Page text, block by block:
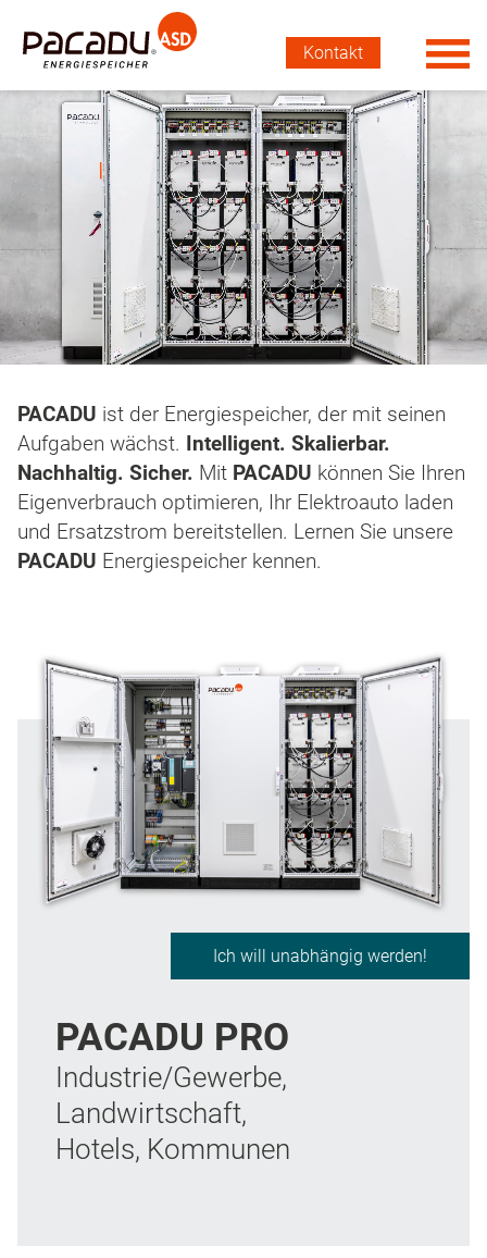
Kontakt
PACADU ist der Energiespeicher, der mit seinen
Aufgaben wächst.
Intelligent. Skalierbar.
Nachhaltig. Sicher. Mit PACADU können Sie Ihren
Eigenverbrauch optimieren, Ihr Elektroauto laden
und Ersatzstrom bereitstellen. Lernen Sie unsere
PACADU Energiespeicher kennen.
Ich will unabhängig werden!
PACADU PRO
Industrie/Gewerbe,
Landwirtschaft,
Hotels, Kommunen